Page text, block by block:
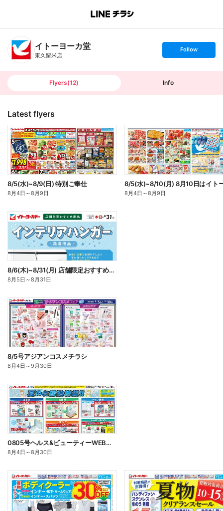
B
n
T
イトーヨーカ堂
東久留米店
s
t
o
Follow
Flyers(12) Info
Latest flyers
8/5(水)~8/9(日) 特別ご奉仕
8月4日 ～8月9日 8月4日 ～8月9日
8/6(木)~8/31(月) 店舗限定おすすめ商品 インテリアハンガー
8月5日 ～8月31日
8/5号アジアンコスメチラシ
8月4日 ～9月30日
0805号ヘルス&ビューティーWEBチラシ
8月4日 ～8月30日